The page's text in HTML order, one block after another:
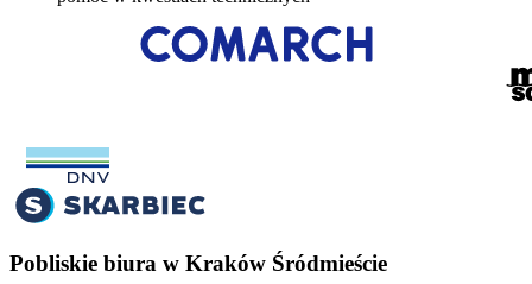
Pobliskie biura w Kraków Śródmieście